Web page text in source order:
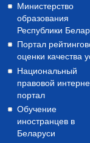
Министерство
образования
Республики
Портал
оценки качества
Национальный
правовой
портал
Обучение
иностранцев в
Беларуси